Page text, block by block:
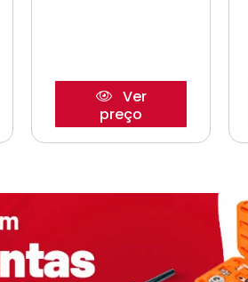
Ver
preço